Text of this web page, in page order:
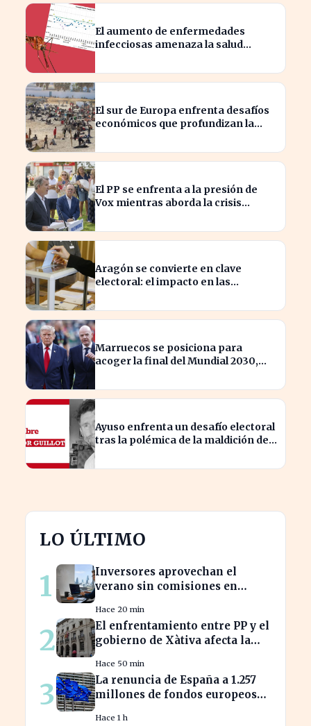
El aumento de enfermedades
infecciosas amenaza la salud
El sur de Europa enfrenta desafíos
económicos que profundizan la
El PP se enfrenta a la presión de
Vox mientras aborda la crisis
Aragón se convierte en clave
electoral: el impacto en las
Marruecos se posiciona para
acoger la final del Mundial 2030,
Ayuso enfrenta un desafío electoral
tras la polémica de la maldición de
LO ÚLTIMO
1
Inversores aprovechan el
verano sin comisiones en
significativos en bolsa
internacional
Hace 20 min
2
El enfrentamiento entre PP y el
gobierno de Xàtiva afecta la
Hace 50 min
3
La renuncia de España a 1.257
millones de fondos europeos
Hace 1 h